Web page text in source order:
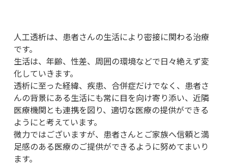
人工透析は、患者さんの生活により密接に関わる治療
です。
生活は、年齢、性差、周囲の環境などで日々絶えず変
化していきます。
透析に至った経緯、疾患、合併症だけでなく、患者さ
んの背景にある生活にも常に目を向け寄り添い、近隣
医療機関とも連携を図り、適切な医療の提供ができる
ようにと考えています。
微力ではございますが、患者さんとご家族へ信頼と満
足感のある医療のご提供ができるように努めてまいり
ます。